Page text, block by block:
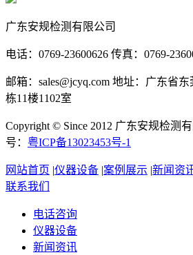
广东安规检测有限公司
电话：0769-23600626 传真：0769-
邮箱：sales@jcyq.com 地址：广东省
栋11楼1102室
Copyright © Since 2012 广东安规检测
号： 粤ICP备13023453号-1
网站首页 |仪器设备 |案例展示 |新闻资
联系我们
电话咨询
仪器设备
新闻资讯